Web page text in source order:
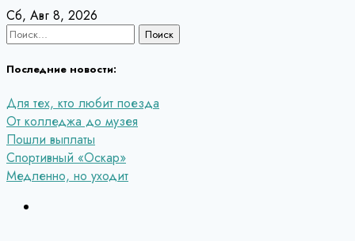
Перейти
к
Сб, Авг 8, 2026
Найти:
Последние новости:
Для тех, кто любит поезда
От колледжа до музея
Пошли выплаты
Спортивный «Оскар»
Медленно, но уходит